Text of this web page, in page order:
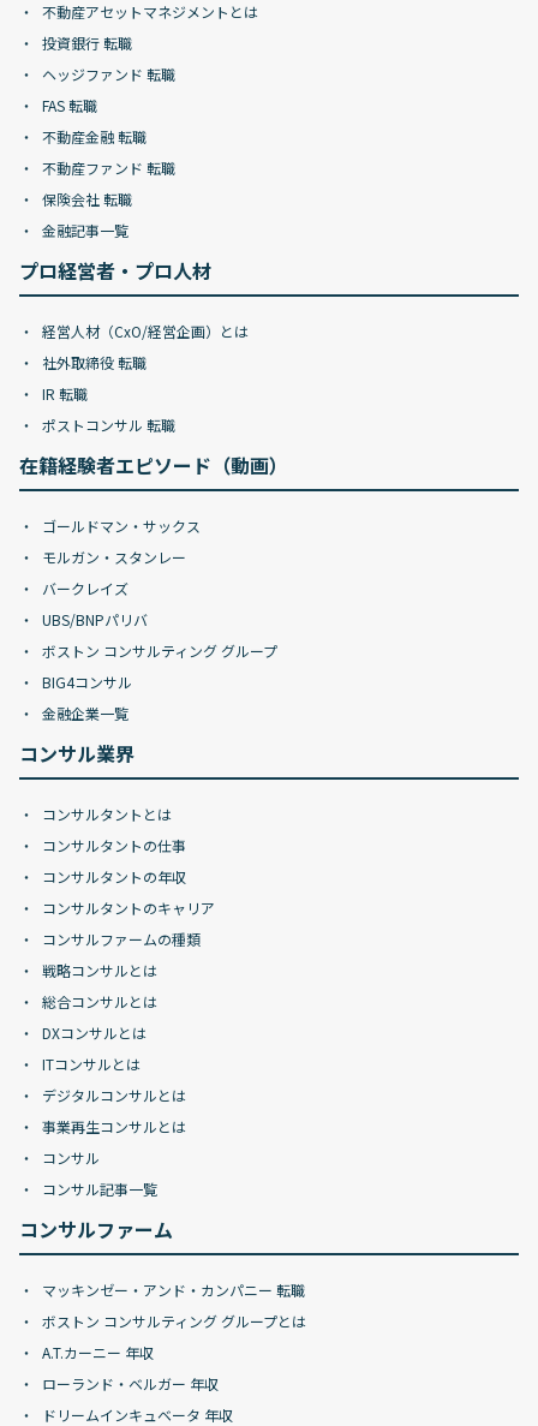
不動産アセットマネジメントとは
投資銀行 転職
ヘッジファンド 転職
FAS 転職
不動産金融 転職
不動産ファンド 転職
保険会社 転職
金融記事一覧
プロ経営者・プロ人材
経営人材（CxO/経営企画）とは
社外取締役 転職
IR 転職
ポストコンサル 転職
在籍経験者エピソード（動画）
ゴールドマン・サックス
モルガン・スタンレー
バークレイズ
UBS/BNPパリバ
ボストン コンサルティング グループ
BIG4コンサル
金融企業一覧
コンサル業界
コンサルタントとは
コンサルタントの仕事
コンサルタントの年収
コンサルタントのキャリア
コンサルファームの種類
戦略コンサルとは
総合コンサルとは
DXコンサルとは
ITコンサルとは
デジタルコンサルとは
事業再生コンサルとは
コンサル
コンサル記事一覧
コンサルファーム
マッキンゼー・アンド・カンパニー 転職
ボストン コンサルティング グループとは
A.T.カーニー 年収
ローランド・ベルガー 年収
ドリームインキュベータ 年収